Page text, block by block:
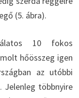
(5. ábra).
10 fokos
hőösszeg igen
az utóbbi
Jelenleg többnyire